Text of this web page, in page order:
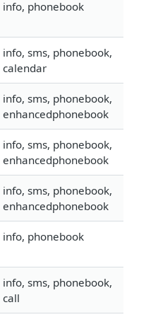
info, phonebook
info, sms, phonebook,
calendar
info, sms, phonebook,
enhancedphonebook
info, sms, phonebook,
enhancedphonebook
info, sms, phonebook,
enhancedphonebook
info, phonebook
info, sms, phonebook,
call